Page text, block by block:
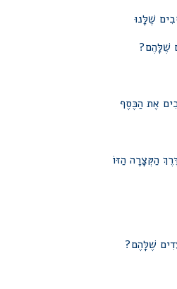
שֶׁלָּנוּ
שֶׁלָּהֶם?
אֶת הַכֶּסֶף
הַקְּצָרָה הַזּוֹ
שֶׁלָּהֶם?